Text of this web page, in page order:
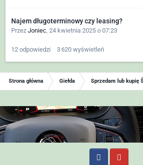
Najem długoterminowy czy leasing?
Przez Joniec, 24 kwietnia 2025 o 07:23
12 odpowiedzi 3 620 wyświetleń
Strona główna Giełda Sprzedam lub kupię